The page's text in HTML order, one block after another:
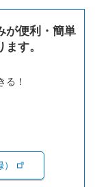
が便利・簡単
す。
る！